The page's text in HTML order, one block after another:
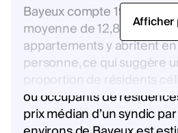
Bayeux compte 194
moyenne de 12,82 lots
appartements y abritent
personne, ce qui suggère
proportion de résidents
ou occupants de
prix médian d’un syndic
Afficher